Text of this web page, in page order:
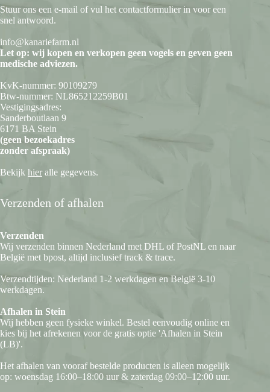
Stuur ons een e-mail of vul het contactformulier in voor een
snel antwoord.
info@kanariefarm.nl
Let op: wij kopen en verkopen geen vogels en geven geen
medische adviezen.
KvK-nummer: 90109279
Btw-nummer: NL865212259B01
Vestigingsadres:
Sanderboutlaan 9
6171 BA Stein
(geen bezoekadres
zonder afspraak)
Bekijk hier alle gegevens.
Verzenden of afhalen
Verzenden
Wij verzenden binnen Nederland met DHL of PostNL en naar
België met bpost, altijd inclusief track & trace.
Verzendtijden: Nederland 1-2 werkdagen en België 3-10
werkdagen.
Afhalen in Stein
Wij hebben geen fysieke winkel. Bestel eenvoudig online en
kies bij het afrekenen voor de gratis optie 'Afhalen in Stein
(LB)'.
Het afhalen van vooraf bestelde producten is alleen mogelijk
op: woensdag 16:00–18:00 uur & zaterdag 09:00–12:00 uur.